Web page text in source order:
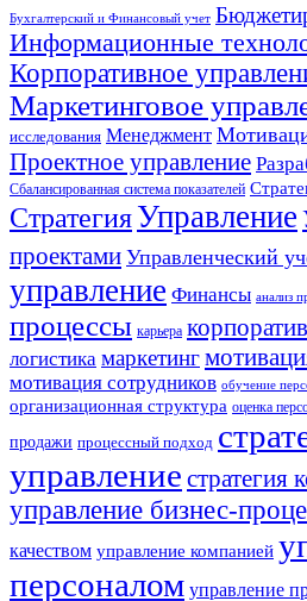
Бухгалтерский и Финансовый учет
Информационные
Корпоративное
Маркетинговое
исследования Менеджмент
Проектное управление
Сбалансированная система показателей
СтратегияУправление
проектами Управленческий
управление Финансы анализ
процессы карьера
логистика маркетинг
мотивация сотрудников обучение
организационная структура оценка
продажи процессный подход
управление стратегия
управление бизнес-
качеством управление компанией
персоналом управление